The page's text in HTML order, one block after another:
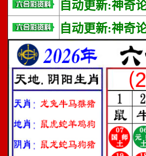
自动更新:神奇
自动更新:神奇